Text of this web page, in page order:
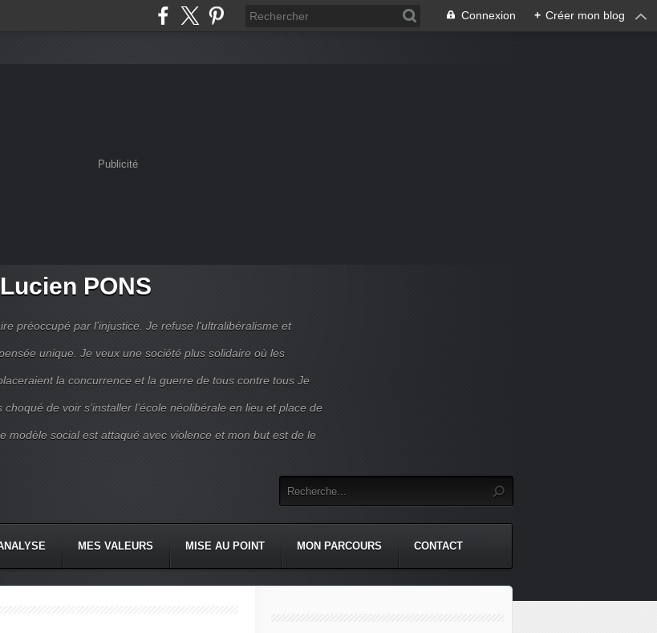
Connexion + Créer mon blog
Publicité
PONS
préoccupé par l’injustice. Je refuse l'ultralibéralisme et
unique. Je veux une société plus solidaire où les
la concurrence et la guerre de tous contre tous Je
de voir s’installer l’école néolibérale en lieu et place de
modèle social est attaqué avec violence et mon but est de le
MES VALEURS MISE AU POINT MON PARCOURS CONTACT